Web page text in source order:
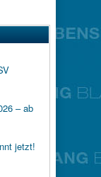
– ab
jetzt!